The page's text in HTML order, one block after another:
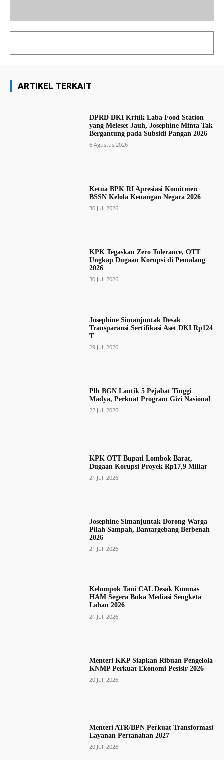
ARTIKEL TERKAIT
DPRD DKI Kritik Laba Food Station
yang Meleset Jauh, Josephine Minta Tak
Bergantung pada Subsidi Pangan 2026
6 Agustus 2026
Ketua BPK RI Apresiasi Komitmen
BSSN Kelola Keuangan Negara 2026
30 Juli 2026
KPK Tegaskan Zero Tolerance, OTT
Ungkap Dugaan Korupsi di Pemalang
2026
30 Juli 2026
Josephine Simanjuntak Desak
Transparansi Sertifikasi Aset DKI Rp124
T
29 Juli 2026
Plh BGN Lantik 5 Pejabat Tinggi
Madya, Perkuat Program Gizi Nasional
22 Juli 2026
KPK OTT Bupati Lombok Barat,
Dugaan Korupsi Proyek Rp17,9 Miliar
21 Juli 2026
Josephine Simanjuntak Dorong Warga
Pilah Sampah, Bantargebang Berbenah
2026
21 Juli 2026
Kelompok Tani CAL Desak Komnas
HAM Segera Buka Mediasi Sengketa
Lahan 2026
21 Juli 2026
Menteri KKP Siapkan Ribuan Pengelola
KNMP Perkuat Ekonomi Pesisir 2026
20 Juli 2026
Menteri ATR/BPN Perkuat Transformasi
Layanan Pertanahan 2027
20 Juli 2026